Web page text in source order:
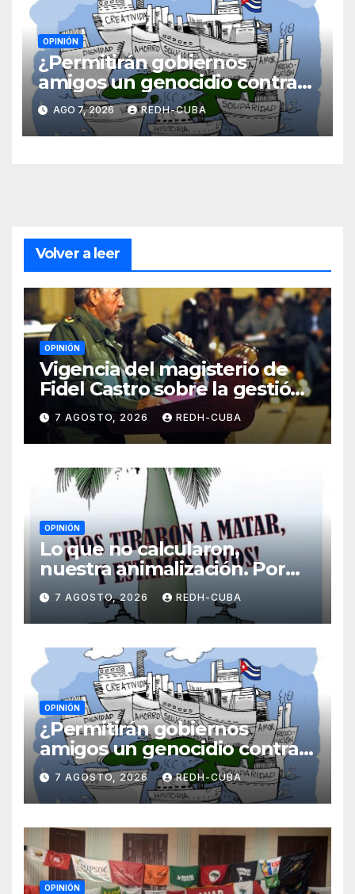
OPINIÓN
¿Permitirán gobiernos
amigos un genocidio contra
Cuba? Por Hedelberto López
Blanch
AGO 7, 2026 REDH-CUBA
Volver a leer
OPINIÓN
Vigencia del magisterio de
Fidel Castro sobre la gestión
del liderazgo revolucionario.
Por Jorge Luís Guach Estévez
7 AGOSTO, 2026 REDH-CUBA
OPINIÓN
Lo que no calcularon,
nuestra animalización. Por
Laidi Fernández de Juan
7 AGOSTO, 2026 REDH-CUBA
OPINIÓN
¿Permitirán gobiernos
amigos un genocidio contra
Cuba? Por Hedelberto López
Blanch
7 AGOSTO, 2026 REDH-CUBA
OPINIÓN